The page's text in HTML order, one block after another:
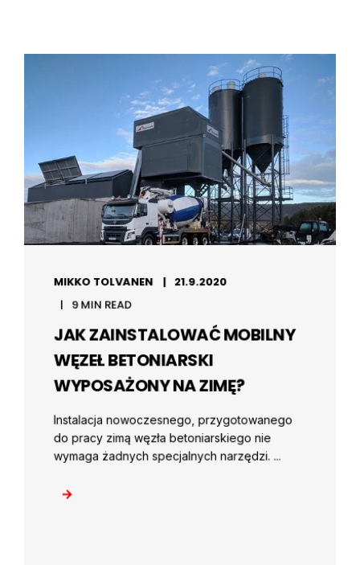
MIKKO TOLVANEN
21.9.2020
9 MIN READ
JAK ZAINSTALOWAĆ MOBILNY
WĘZEŁ BETONIARSKI
WYPOSAŻONY NA ZIMĘ?
Instalacja nowoczesnego, przygotowanego
do pracy zimą węzła betoniarskiego nie
wymaga żadnych specjalnych narzędzi. ...